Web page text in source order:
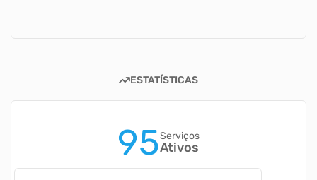
ESTATÍSTICAS
95Serviços
Ativos